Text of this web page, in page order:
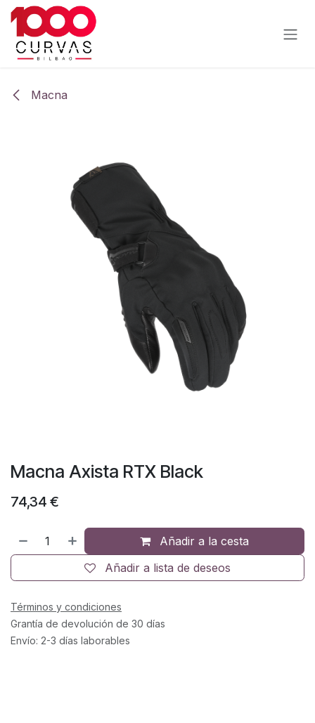
Ir al contenido
Macna
Macna Axista RTX Black
74,34 €
Añadir a la cesta
Añadir a lista de deseos
Términos y condiciones
Grantía de devolución de 30 días
Envío: 2-3 días laborables